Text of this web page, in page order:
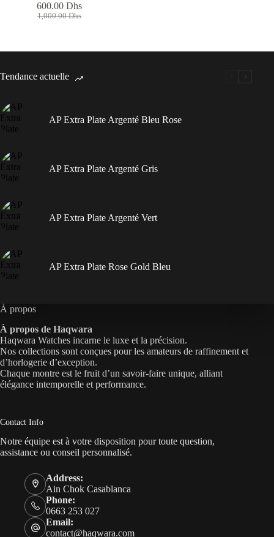
1,000.00Dhs
Le
600.00Dhs
Le
Tendance actuelle
AP Extra Plate Argenté Bleu Rose
AP Extra Plate Argenté Gris
AP Extra Plate Argenté Vert
AP Extra Plate Rose Gold Bleu
À propos
À propos de Haqwara
Haqwara Watches incarne le luxe et la précision.
Nos collections sont conçues pour les amateurs de raffinement et
d’horlogerie d’exception.
Chaque montre est le fruit d’un savoir-faire unique, alliant
élégance intemporelle et performance.
Contact Info
Notre équipe est à votre disposition pour toute question,
assistance ou conseil personnalisé.
Address:
Ain Chok Casablanca
Phone:
0663 253 027
Email:
contact@haqwara.com